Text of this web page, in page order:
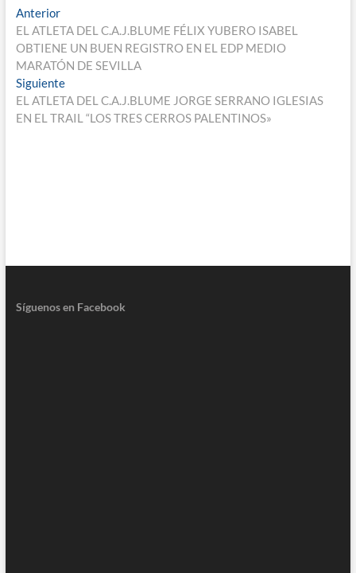
Navegación
de
entradas
AnteriorEntrada
anterior:
EL ATLETA DEL C.A.J.BLUME FÉLIX YUBERO ISABEL
OBTIENE UN BUEN REGISTRO EN EL EDP MEDIO
MARATÓN DE SEVILLA
SiguienteEntrada
siguiente:
EL ATLETA DEL C.A.J.BLUME JORGE SERRANO IGLESIAS
EN EL TRAIL “LOS TRES CERROS PALENTINOS»
Síguenos en Facebook